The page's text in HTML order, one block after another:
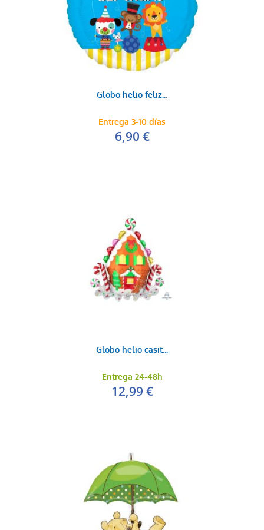
Globo helio feliz...
Entrega 3-10 días
6,90 €
Globo helio casit...
Entrega 24-48h
12,99 €